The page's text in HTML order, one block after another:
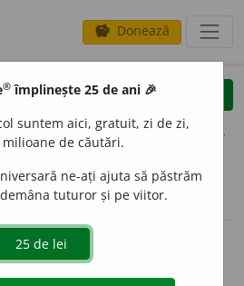
savings Donează
clear
opțiuni
volume_up (2)
® împlinește 25 de ani 🎉
suntem aici, gratuit, zi de zi,
de căutări.
ne-ați ajuta să păstrăm
tuturor și pe viitor.